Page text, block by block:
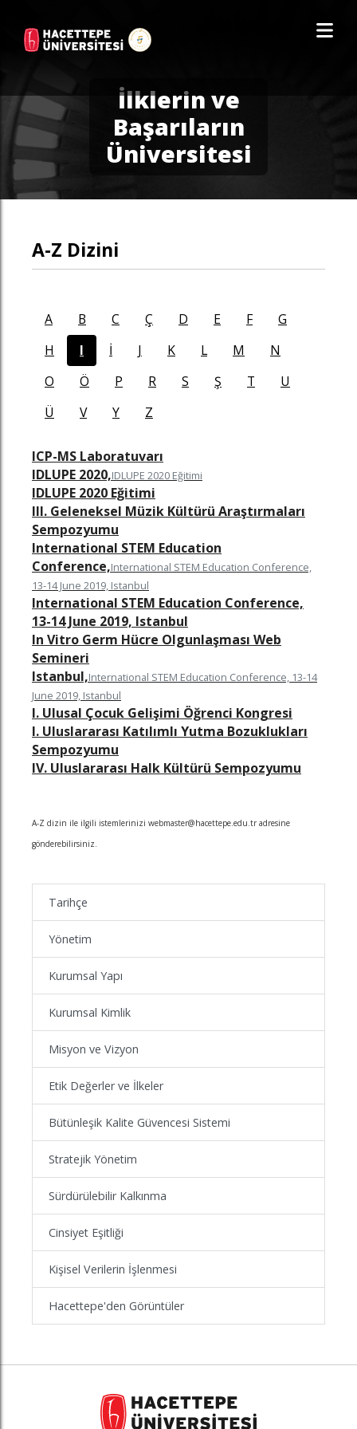
İlklerin ve
Başarıların
Üniversitesi
A-Z Dizini
A B C Ç D E F
G
H
I İ J K L M
N
O
Ö P R S Ş T
U
Ü
V Y Z
ICP-MS Laboratuvarı
IDLUPE 2020,IDLUPE 2020 Eğitimi
IDLUPE 2020 Eğitimi
III. Geleneksel Müzik Kültürü Araştırmaları
Sempozyumu
International STEM Education
Conference,International STEM Education Conference,
13-14 June 2019, Istanbul
International STEM Education Conference,
13-14 June 2019, Istanbul
In Vitro Germ Hücre Olgunlaşması Web
Semineri
Istanbul,International STEM Education Conference, 13-14
June 2019, Istanbul
I. Ulusal Çocuk Gelişimi Öğrenci Kongresi
I. Uluslararası Katılımlı Yutma Bozuklukları
Sempozyumu
IV. Uluslararası Halk Kültürü Sempozyumu
A-Z dizin ile ilgili istemlerinizi webmaster@hacettepe.edu.tr adresine
gönderebilirsiniz.
Tarihçe
Yönetim
Kurumsal Yapı
Kurumsal Kimlik
Misyon ve Vizyon
Etik Değerler ve İlkeler
Bütünleşik Kalite Güvencesi Sistemi
Stratejik Yönetim
Sürdürülebilir Kalkınma
Cinsiyet Eşitliği
Kişisel Verilerin İşlenmesi
Hacettepe'den Görüntüler